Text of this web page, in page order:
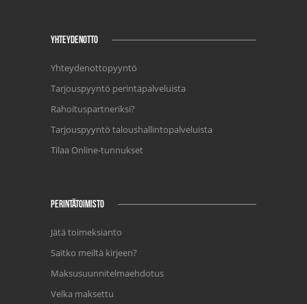
YHTEYDENOTTO
Yhteydenottopyyntö
Tarjouspyyntö perintäpalveluista
Rahoituspartneriksi?
Tarjouspyyntö taloushallintopalveluista
Tilaa Online-tunnukset
PERINTÄTOIMISTO
Jätä toimeksianto
Saitko meiltä kirjeen?
Maksusuunnitelmaehdotus
Velka maksettu